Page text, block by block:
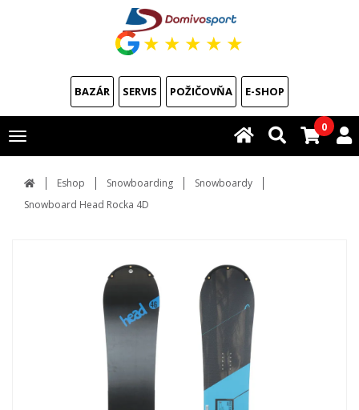
★ ★ ★ ★ ★
BAZÁR SERVIS POŽIČOVŇA E-SHOP
Toggle
navigation
0
Eshop Snowboarding
Snowboardy
Snowboard Head Rocka 4D